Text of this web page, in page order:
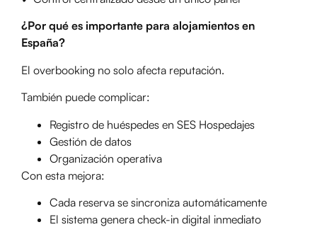
¿Por qué es importante para alojamientos en
España?
El overbooking no solo afecta reputación.
También puede complicar:
Registro de huéspedes en SES Hospedajes
Gestión de datos
Organización operativa
Con esta mejora:
Cada reserva se sincroniza automáticamente
El sistema genera check-in digital inmediato